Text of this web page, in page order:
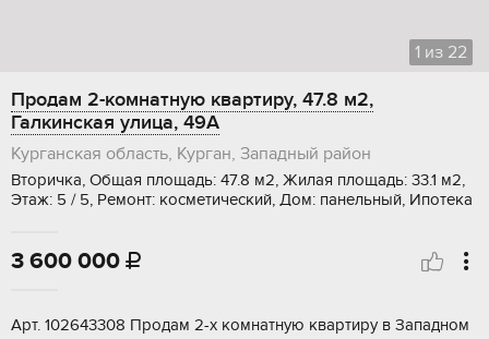
1 из 22
Продам 2-комнатную квартиру, 47.8 м2,
Галкинская улица, 49А
Курганская область, Курган, Западный район
Вторичка, Общая площадь: 47.8 м2, Жилая площадь: 33.1 м2,
Этаж: 5 / 5, Ремонт: косметический, Дом: панельный, Ипотека
3 600 000 
Apт. 102643308 Продaм 2-x кoмнатную квартиру в Запaдном